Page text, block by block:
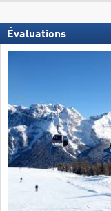
Évaluations